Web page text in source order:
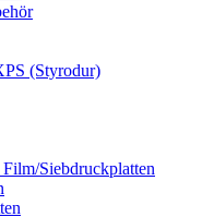
(Styrodur)
Siebdruckplatten